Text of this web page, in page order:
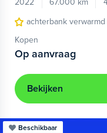
2022
67.000 km
achterbank verwarmd
Kopen
Op aanvraag
Bekijken
Beschikbaar